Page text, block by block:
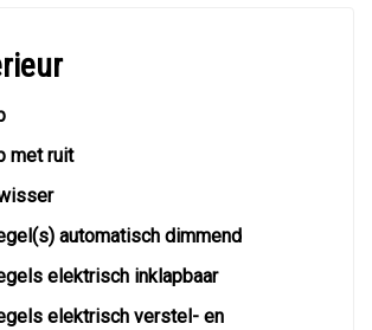
met ruit
automatisch dimmend
elektrisch inklapbaar
elektrisch verstel- en